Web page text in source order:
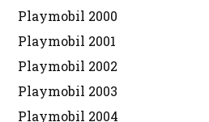
Playmobil 2000
Playmobil 2001
Playmobil 2002
Playmobil 2003
Playmobil 2004